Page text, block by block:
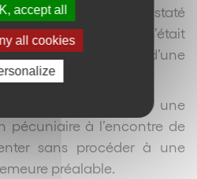
de sécurité constaté
contrôle sur place n’était
faire l’objet d’une
légalement engager une
pécuniaire à l’encontre de
sans procéder à une
préalable.
accept all
all cookies